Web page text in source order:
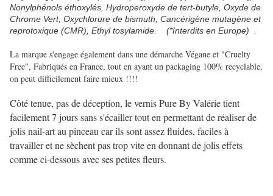
Nonylphénols éthoxylés, Hydroperoxyde de tert-butyle, Oxyde de
Chrome Vert, Oxychlorure de bismuth, Cancérigène mutagène et
reprotoxique (CMR), Ethyl tosylamide. (*Interdits en Europe) .
La marque s'engage également dans une démarche Végane et "Cruelty
Free", Fabriqués en France, tout en ayant un packaging 100% recyclable,
on peut difficilement faire mieux !!!!
Côté tenue, pas de déception, le vernis Pure By Valérie tient
facilement 7 jours sans s'écailler tout en permettant de réaliser de
jolis nail-art au pinceau car ils sont assez fluides, faciles à
travailler et ne sèchent pas trop vite en donnant de jolis effets
comme ci-dessous avec ses petites fleurs.